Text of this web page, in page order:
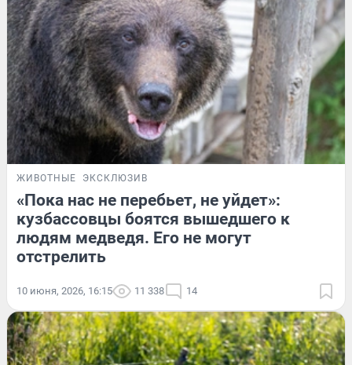
ЖИВОТНЫЕ ЭКСКЛЮЗИВ
«Пока нас не перебьет, не уйдет»:
кузбассовцы боятся вышедшего к
людям медведя. Его не могут
отстрелить
10 июня, 2026, 16:15 11 338 14